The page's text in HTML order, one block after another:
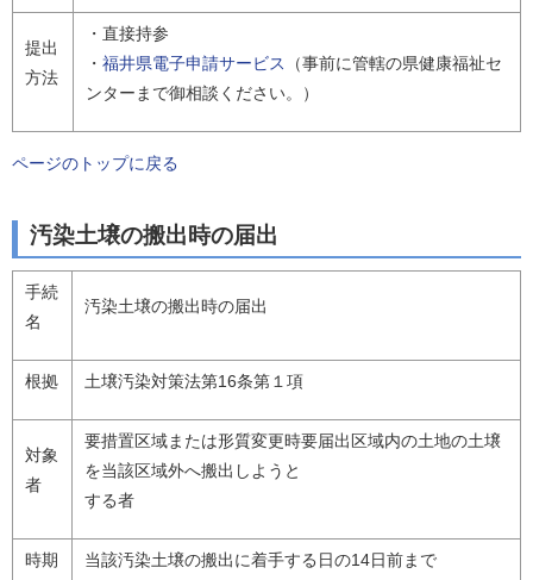
提出
方法
・直接持参
・ 福井県電子申請サービス
（事前に管轄の県健康福祉セ
ンターまで御相談ください。）
ページのトップに戻る
汚染土壌の搬出時の届出
手続
名
汚染土壌の搬出時の届出
根拠 土壌汚染対策法第16条第１項
対象
者
要措置区域または形質変更時要届出区域内の土地の土壌
を当該区域外へ搬出しようと
する者
時期 当該汚染土壌の搬出に着手する日の14日前まで